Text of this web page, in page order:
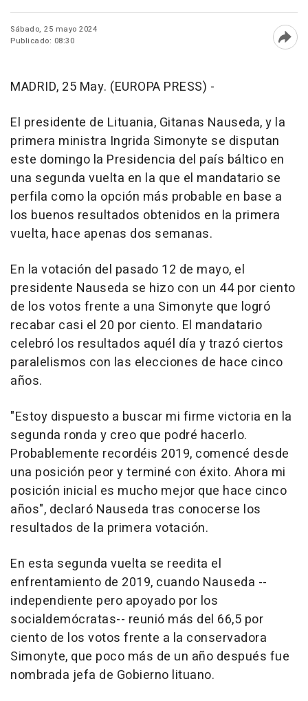
Sábado, 25 mayo 2024
Publicado: 08:30
MADRID, 25 May. (EUROPA PRESS) -
El presidente de Lituania, Gitanas Nauseda, y la
primera ministra Ingrida Simonyte se disputan
este domingo la Presidencia del país báltico en
una segunda vuelta en la que el mandatario se
perfila como la opción más probable en base a
los buenos resultados obtenidos en la primera
vuelta, hace apenas dos semanas.
En la votación del pasado 12 de mayo, el
presidente Nauseda se hizo con un 44 por ciento
de los votos frente a una Simonyte que logró
recabar casi el 20 por ciento. El mandatario
celebró los resultados aquél día y trazó ciertos
paralelismos con las elecciones de hace cinco
años.
"Estoy dispuesto a buscar mi firme victoria en la
segunda ronda y creo que podré hacerlo.
Probablemente recordéis 2019, comencé desde
una posición peor y terminé con éxito. Ahora mi
posición inicial es mucho mejor que hace cinco
años", declaró Nauseda tras conocerse los
resultados de la primera votación.
En esta segunda vuelta se reedita el
enfrentamiento de 2019, cuando Nauseda --
independiente pero apoyado por los
socialdemócratas-- reunió más del 66,5 por
ciento de los votos frente a la conservadora
Simonyte, que poco más de un año después fue
nombrada jefa de Gobierno lituano.